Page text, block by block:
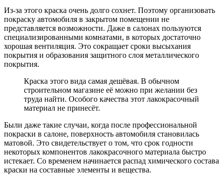
Из-за этого краска очень долго сохнет. Поэтому организовать
покраску автомобиля в закрытом помещении не
представляется возможности. Даже в салонах пользуются
специализированными комнатами, в которых достаточно
хорошая вентиляция. Это сокращает сроки высыхания
покрытия и образования защитного слоя металлического
покрытия.
Краска этого вида самая дешёвая. В обычном
строительном магазине её можно при желании без
труда найти. Особого качества этот лакокрасочный
материал не принесёт.
Были даже такие случаи, когда после профессиональной
покраски в салоне, поверхность автомобиля становилась
матовой. Это свидетельствует о том, что срок годности
некоторых компонентов лакокрасочного материала быстро
истекает. Со временем начинается распад химического состава
краски на составные элементы и вещества.